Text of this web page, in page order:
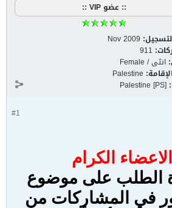
:: عضو VIP ::
Nov 2009
911
انثى / Female
Palestine
Palestine [PS]
#1
الكرام
الطلب على موضوع
في المشاركات من